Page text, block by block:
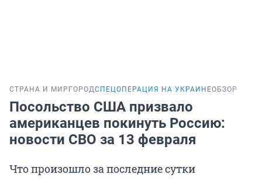
СТРАНА И МИР ГОРОДСПЕЦОПЕРАЦИЯ НА УКРАИНЕОБЗОР
Посольство США призвало
американцев покинуть Россию:
новости СВО за 13 февраля
Что произошло за последние сутки